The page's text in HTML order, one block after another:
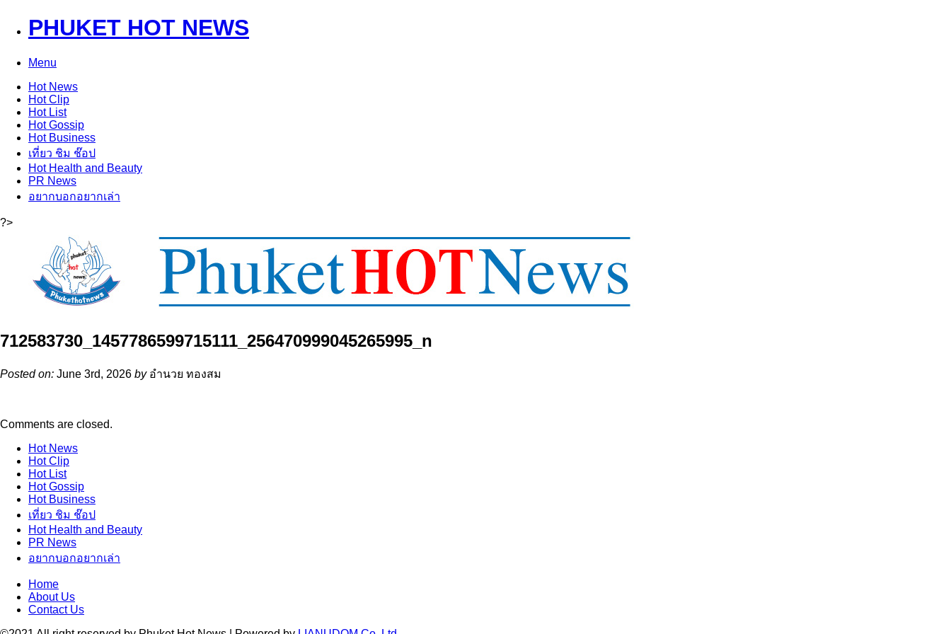
PHUKET HOT NEWS
Menu
HotNews
HotClip
HotList
HotGossip
HotBusiness
เที่ยว ชิม ช๊อป
HotHealth and Beauty
PR News
อยากบอกอยากเล่า
?>
712583730_1457786599715111_256470999045265995_n
Posted on: June 3rd, 2026 byอำนวย ทองสม
Comments are closed.
HotNews
HotClip
HotList
HotGossip
HotBusiness
เที่ยว ชิม ช๊อป
HotHealth and Beauty
PR News
อยากบอกอยากเล่า
Home
About Us
Contact Us